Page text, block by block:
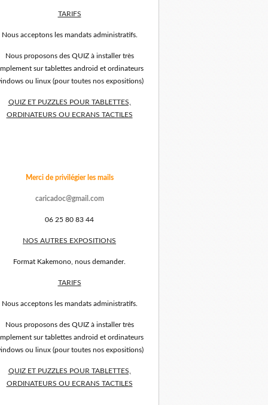
TARIFS
Nous acceptons les mandats administratifs.
Nous proposons des QUIZ à installer très
sur tablettes android et ordinateurs
ou linux (pour toutes nos expositions)
QUIZ ET PUZZLES POUR TABLETTES,
ORDINATEURS OU ECRANS TACTILES
Merci de privilégier les mails
caricadoc@gmail.com
06 25 80 83 44
NOS AUTRES EXPOSITIONS
Format Kakemono, nous demander.
TARIFS
Nous acceptons les mandats administratifs.
Nous proposons des QUIZ à installer très
sur tablettes android et ordinateurs
ou linux (pour toutes nos expositions)
QUIZ ET PUZZLES POUR TABLETTES,
ORDINATEURS OU ECRANS TACTILES